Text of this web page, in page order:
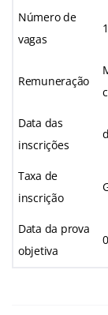
Número de
vagas
Remuneração
Data das
inscrições
Taxa de
inscrição
Data da prova
objetiva